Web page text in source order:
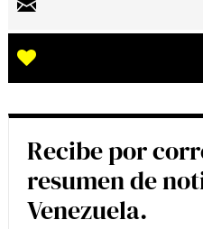
Recibe por
resumen de
Venezuela.